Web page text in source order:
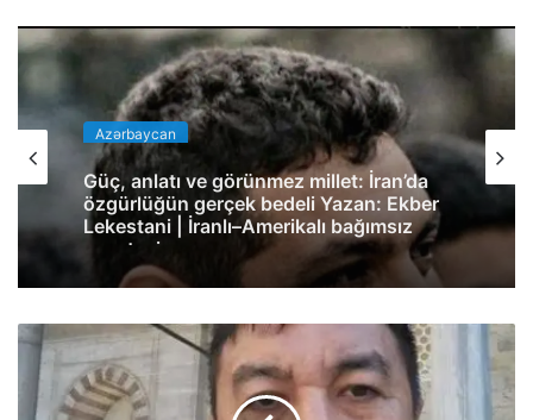
Azərbaycan
Güç, anlatı ve görünmez millet: İran’da
özgürlüğün gerçek bedeli Yazan: Ekber
Lekestani | İranlı–Amerikalı bağımsız
gazeteci